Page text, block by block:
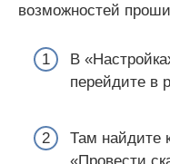
возможностей
В
перейдите в
Там найдите
«Провести